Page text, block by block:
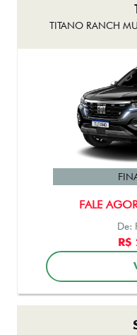
ARGO
FALE
De:
R$
ARGO
FALE
De: